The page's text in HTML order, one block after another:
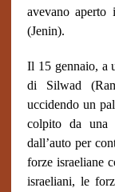
avevano
(Jenin).
Il 15 gennaio, a
di Silwad
uccidendo un
colpito da una
dall’auto per
forze israeliane
israeliani, le